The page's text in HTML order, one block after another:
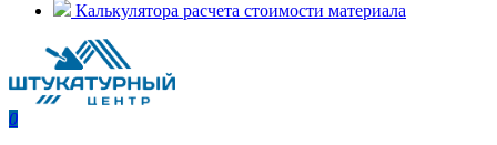
Калькулятора расчета стоимости материала
0